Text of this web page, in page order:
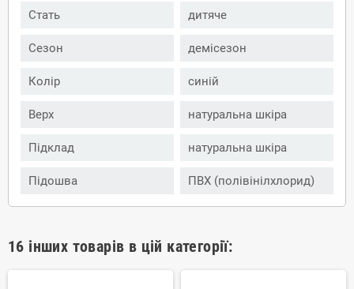
Стать дитяче
Сезон демісезон
Колір синій
Верх натуральна шкіра
Підклад натуральна шкіра
Підошва ПВХ (полівінілхлорид)
16 інших товарів в цій категорії: